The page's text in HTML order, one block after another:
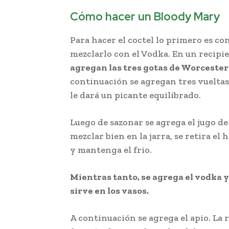
Cómo hacer un Bloody Mary
Para hacer el coctel lo primero es
mezclarlo con el Vodka. En un
agregan las tres gotas de
continuación se agregan tres
le dará un picante equilibrado.
Luego de sazonar se agrega el jugo
mezclar bien en la jarra, se retira el
y mantenga el frio.
Mientras tanto, se agrega el vodka
sirve en los vasos.
A continuación se agrega el apio. La